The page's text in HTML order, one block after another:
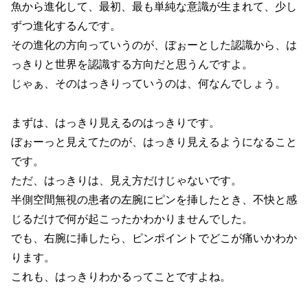
魚から進化して、最初、最も単純な意識が生まれて、少し
ずつ進化するんです。
その進化の方向っていうのが、ぼぉーとした認識から、は
っきりと世界を認識する方向だと思うんですよ。
じゃぁ、そのはっきりっていうのは、何なんでしょう。
まずは、はっきり見えるのはっきりです。
ぼぉーっと見えてたのが、はっきり見えるようになること
です。
ただ、はっきりは、見え方だけじゃないです。
半側空間無視の患者の左腕にピンを挿したとき、不快と感
じるだけで何が起こったかわかりませんでした。
でも、右腕に挿したら、ピンポイントでどこが痛いかわか
ります。
これも、はっきりわかるってことですよね。